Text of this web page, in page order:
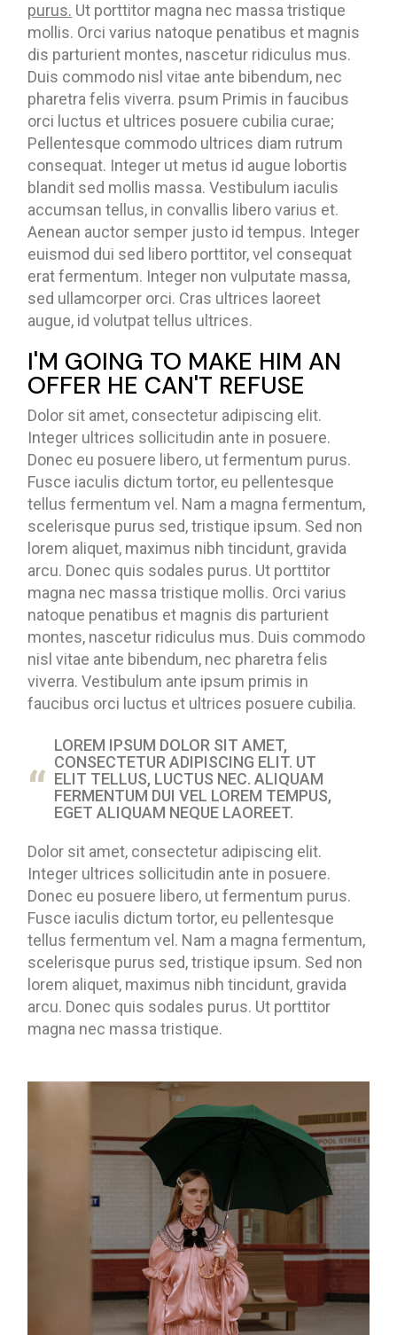
purus. Ut porttitor magna nec massa tristique
mollis. Orci varius natoque penatibus et magnis
dis parturient montes, nascetur ridiculus mus.
Duis commodo nisl vitae ante bibendum, nec
pharetra felis viverra. psum Primis in faucibus
orci luctus et ultrices posuere cubilia curae;
Pellentesque commodo ultrices diam rutrum
consequat. Integer ut metus id augue lobortis
blandit sed mollis massa. Vestibulum iaculis
accumsan tellus, in convallis libero varius et.
Aenean auctor semper justo id tempus. Integer
euismod dui sed libero porttitor, vel consequat
erat fermentum. Integer non vulputate massa,
sed ullamcorper orci. Cras ultrices laoreet
augue, id volutpat tellus ultrices.
I'M GOING TO MAKE HIM AN
OFFER HE CAN'T REFUSE
Dolor sit amet, consectetur adipiscing elit.
Integer ultrices sollicitudin ante in posuere.
Donec eu posuere libero, ut fermentum purus.
Fusce iaculis dictum tortor, eu pellentesque
tellus fermentum vel. Nam a magna fermentum,
scelerisque purus sed, tristique ipsum. Sed non
lorem aliquet, maximus nibh tincidunt, gravida
arcu. Donec quis sodales purus. Ut porttitor
magna nec massa tristique mollis. Orci varius
natoque penatibus et magnis dis parturient
montes, nascetur ridiculus mus. Duis commodo
nisl vitae ante bibendum, nec pharetra felis
viverra. Vestibulum ante ipsum primis in
faucibus orci luctus et ultrices posuere cubilia.
LOREM IPSUM DOLOR SIT AMET,
CONSECTETUR ADIPISCING ELIT. UT
ELIT TELLUS, LUCTUS NEC. ALIQUAM
FERMENTUM DUI VEL LOREM TEMPUS,
EGET ALIQUAM NEQUE LAOREET.
Dolor sit amet, consectetur adipiscing elit.
Integer ultrices sollicitudin ante in posuere.
Donec eu posuere libero, ut fermentum purus.
Fusce iaculis dictum tortor, eu pellentesque
tellus fermentum vel. Nam a magna fermentum,
scelerisque purus sed, tristique ipsum. Sed non
lorem aliquet, maximus nibh tincidunt, gravida
arcu. Donec quis sodales purus. Ut porttitor
magna nec massa tristique.